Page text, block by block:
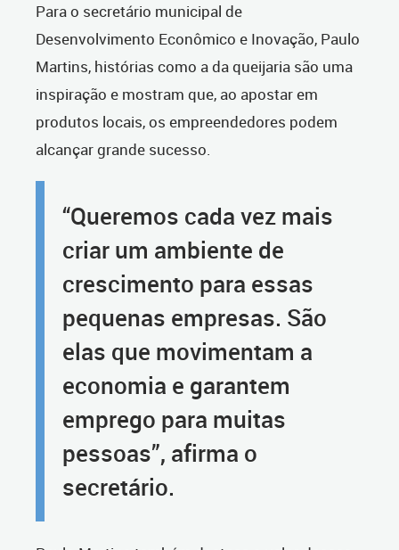
Para o secretário municipal de
Desenvolvimento Econômico e Inovação, Paulo
Martins, histórias como a da queijaria são uma
inspiração e mostram que, ao apostar em
produtos locais, os empreendedores podem
alcançar grande sucesso.
“Queremos cada vez mais
criar um ambiente de
crescimento para essas
pequenas empresas. São
elas que movimentam a
economia e garantem
emprego para muitas
pessoas”, afirma o
secretário.